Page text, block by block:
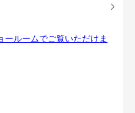
ールームでご覧いただけま